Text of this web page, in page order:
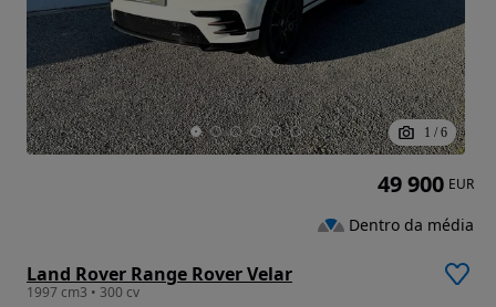
1 / 6
Land Rover Range Rover Velar
1997 cm3 • 300 cv
49 900 EUR
Dentro da média